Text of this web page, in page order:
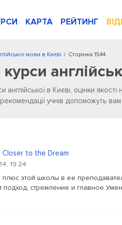
КАРТА РЕЙТИНГ
/
мови в Києві Сторінка 1544
англійської в Києві, оцінки
рекомендації учнів допоможуть
Closer to the Dream
19:24
этой школы в ее
стремление и главное